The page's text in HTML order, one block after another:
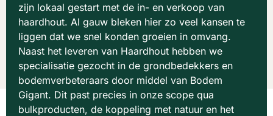
zijn lokaal gestart met de in- en verkoop van
haardhout. Al gauw bleken hier zo veel kansen te
liggen dat we snel konden groeien in omvang.
Naast het leveren van Haardhout hebben we
specialisatie gezocht in de grondbedekkers en
bodemverbeteraars door middel van Bodem
Gigant. Dit past precies in onze scope qua
bulkproducten, de koppeling met natuur en het